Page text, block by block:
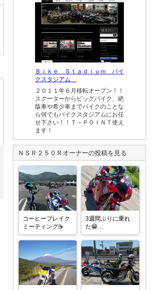
Ｂｉｋｅ Ｓｔａｄｉｕｍ バイ
クスタジアム
２０１１年６月移転オープン！！
スクーターからビッグバイク、絶
版車や希少車までバイクのことな
ら何でもバイクスタジアムにお任
せ下さい！！Ｔ－ＰＯＩＮＴ使え
ます！
ＮＳＲ２５０Ｒ オーナーの投稿を見る
コーヒーブレイク
ミーティング☕️
3週間ぶりに乗れ
た😁
天気☀️も良いので
いつものとこに〜
誰も居ない💦
モチベが上がりづ
らいですが😅、こ
の前フロントに入